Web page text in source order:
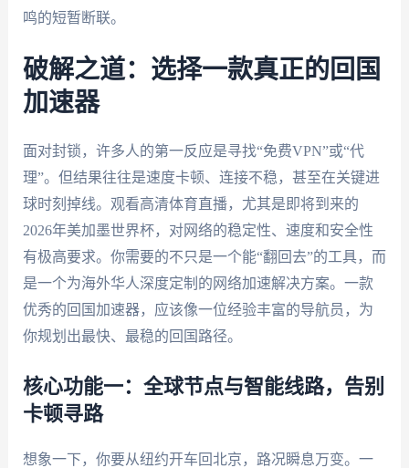
鸣的短暂断联。
破解之道：选择一款真正的回国
加速器
面对封锁，许多人的第一反应是寻找“免费VPN”或“代
理”。但结果往往是速度卡顿、连接不稳，甚至在关键进
球时刻掉线。观看高清体育直播，尤其是即将到来的
2026年美加墨世界杯，对网络的稳定性、速度和安全性
有极高要求。你需要的不只是一个能“翻回去”的工具，而
是一个为海外华人深度定制的网络加速解决方案。一款
优秀的回国加速器，应该像一位经验丰富的导航员，为
你规划出最快、最稳的回国路径。
核心功能一：全球节点与智能线路，告别
卡顿寻路
想象一下，你要从纽约开车回北京，路况瞬息万变。一